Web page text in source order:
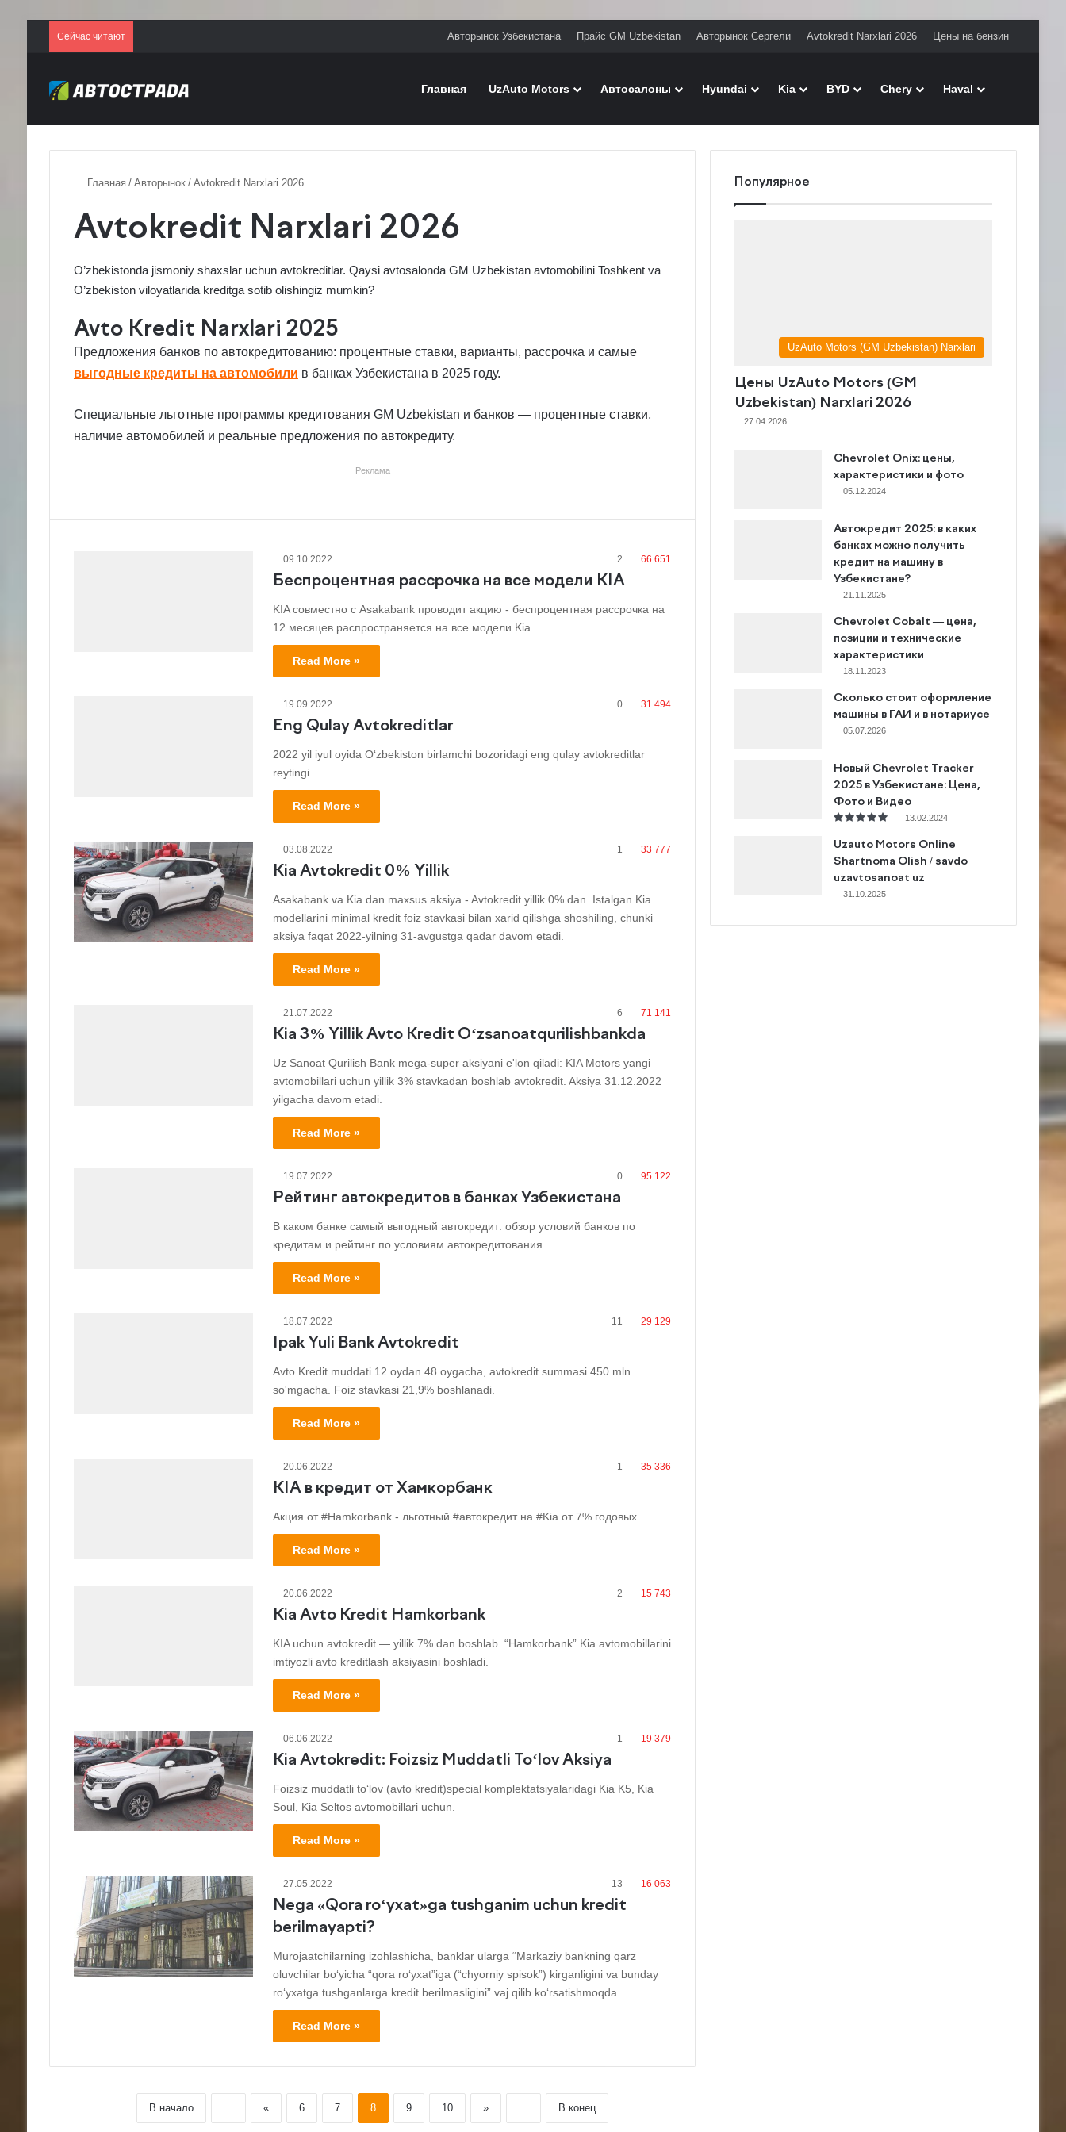
Сейчас читают Авторынок Узбекистана Прайс GM Uzbekistan Авторынок Сергели Avtokredit Narxlari 2026 Цены на бензин
Главная UzAuto Motors Автосалоны Hyundai Kia BYD Chery Haval
Главная / Авторынок / Avtokredit Narxlari 2026
Avtokredit Narxlari 2026
O’zbekistonda jismoniy shaxslar uchun avtokreditlar. Qaysi avtosalonda GM Uzbekistan avtomobilini Toshkent va
O’zbekiston viloyatlarida kreditga sotib olishingiz mumkin?
Avto Kredit Narxlari 2025
Предложения банков по автокредитованию: процентные ставки, варианты, рассрочка и самые
выгодные кредиты на автомобили в банках Узбекистана в 2025 году.
Специальные льготные программы кредитования GM Uzbekistan и банков — процентные ставки,
наличие автомобилей и реальные предложения по автокредиту.
Реклама
09.10.2022 2 66 651
Беспроцентная рассрочка на все модели KIA
KIA совместно с Asakabank проводит акцию - беспроцентная рассрочка на
12 месяцев распространяется на все модели Kia.
Read More »
19.09.2022 0 31 494
Eng Qulay Avtokreditlar
2022 yil iyul oyida O‘zbekiston birlamchi bozoridagi eng qulay avtokreditlar
reytingi
Read More »
03.08.2022 1 33 777
Kia Avtokredit 0% Yillik
Asakabank va Kia dan maxsus aksiya - Avtokredit yillik 0% dan. Istalgan Kia
modellarini minimal kredit foiz stavkasi bilan xarid qilishga shoshiling, chunki
aksiya faqat 2022-yilning 31-avgustga qadar davom etadi.
Read More »
21.07.2022 6 71 141
Kia 3% Yillik Avto Kredit O‘zsanoatqurilishbankda
Uz Sanoat Qurilish Bank mega-super aksiyani e'lon qiladi: KIA Motors yangi
avtomobillari uchun yillik 3% stavkadan boshlab avtokredit. Aksiya 31.12.2022
yilgacha davom etadi.
Read More »
19.07.2022 0 95 122
Рейтинг автокредитов в банках Узбекистана
В каком банке самый выгодный автокредит: обзор условий банков по
кредитам и рейтинг по условиям автокредитования.
Read More »
18.07.2022 11 29 129
Ipak Yuli Bank Avtokredit
Avto Kredit muddati 12 oydan 48 oygacha, avtokredit summasi 450 mln
so'mgacha. Foiz stavkasi 21,9% boshlanadi.
Read More »
20.06.2022 1 35 336
KIA в кредит от Хамкорбанк
Акция от #Hamkorbank - льготный #автокредит на #Kia от 7% годовых.
Read More »
20.06.2022 2 15 743
Kia Avto Kredit Hamkorbank
KIA uchun avtokredit — yillik 7% dan boshlab. “Hamkorbank” Kia avtomobillarini
imtiyozli avto kreditlash aksiyasini boshladi.
Read More »
06.06.2022 1 19 379
Kia Avtokredit: Foizsiz Muddatli To‘lov Aksiya
Foizsiz muddatli to‘lov (avto kredit)special komplektatsiyalaridagi Kia K5, Kia
Soul, Kia Seltos avtomobillari uchun.
Read More »
27.05.2022 13 16 063
Nega «Qora ro‘yxat»ga tushganim uchun kredit
berilmayapti?
Murojaatchilarning izohlashicha, banklar ularga “Markaziy bankning qarz
oluvchilar bo‘yicha “qora ro‘yxat”iga (“chyorniy spisok”) kirganligini va bunday
ro‘yxatga tushganlarga kredit berilmasligini” vaj qilib ko‘rsatishmoqda.
Read More »
В начало ... « 6 7 8 9 10 » ... В конец
Популярное
UzAuto Motors (GM Uzbekistan) Narxlari
Цены UzAuto Motors (GM
Uzbekistan) Narxlari 2026
27.04.2026
Chevrolet Onix: цены,
характеристики и фото
05.12.2024
Автокредит 2025: в каких
банках можно получить
кредит на машину в
Узбекистане?
21.11.2025
Chevrolet Cobalt — цена,
позиции и технические
характеристики
18.11.2023
Сколько стоит оформление
машины в ГАИ и в нотариусе
05.07.2026
Новый Chevrolet Tracker
2025 в Узбекистане: Цена,
Фото и Видео
13.02.2024
Uzauto Motors Online
Shartnoma Olish / savdo
uzavtosanoat uz
31.10.2025